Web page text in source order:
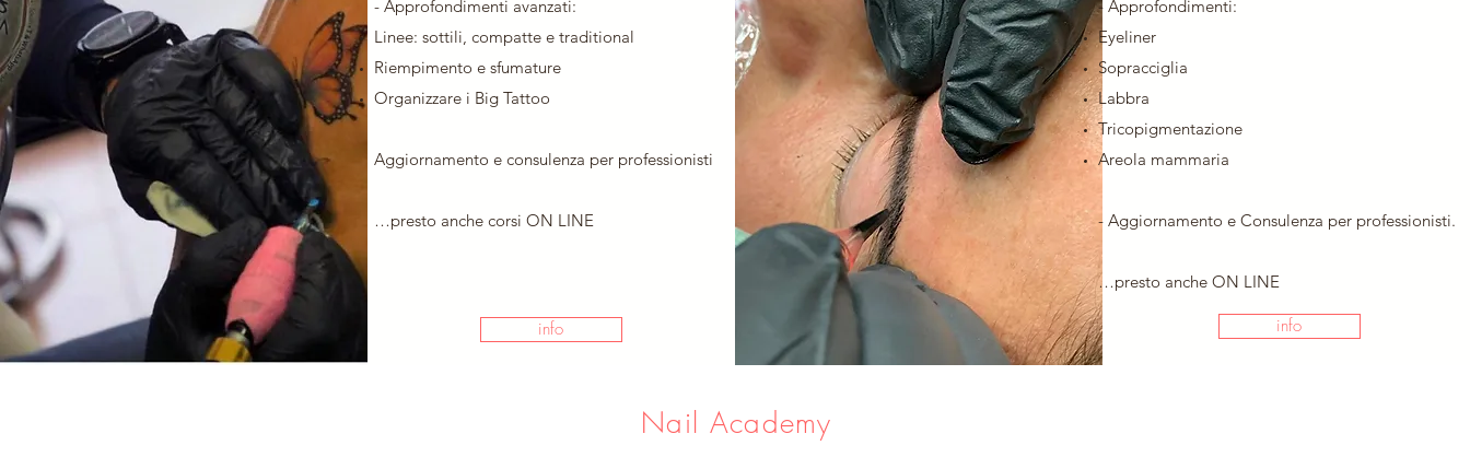
- Approfondimenti avanzati:
Linee: sottili, compatte e traditional
Riempimento e sfumature
Organizzare i Big Tattoo
Aggiornamento e consulenza per professionisti
…presto anche corsi ON LINE
info
- Approfondimenti:
Eyeliner
Sopracciglia
Labbra
Tricopigmentazione
Areola mammaria
- Aggiornamento e Consulenza per professionisti.
…presto anche ON LINE
info
Nail Academy